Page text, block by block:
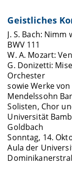
Geistliches
J. S. Bach:
BWV 111
W. A. Mozart:
G. Donizetti:
Orchester
sowie Werke von
Mendelssohn
Solisten, Chor
Universität
Goldbach
Sonntag, 14.
Aula der